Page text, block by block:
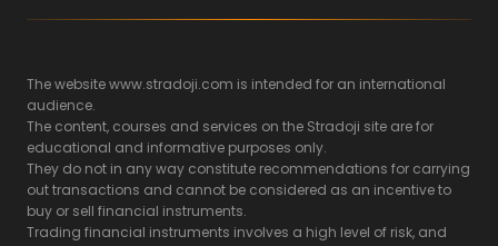
The website www.stradoji.com is intended for an international
audience.
The content, courses and services on the Stradoji site are for
educational and informative purposes only.
They do not in any way constitute recommendations for carrying
out transactions and cannot be considered as an incentive to
buy or sell financial instruments.
Trading financial instruments involves a high level of risk, and